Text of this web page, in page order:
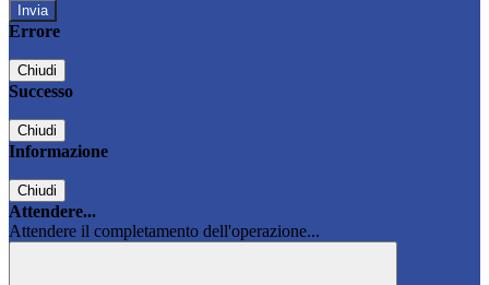
Errore
Chiudi
Successo
Chiudi
Informazione
Chiudi
Attendere...
Attendere il completamento dell'operazione...